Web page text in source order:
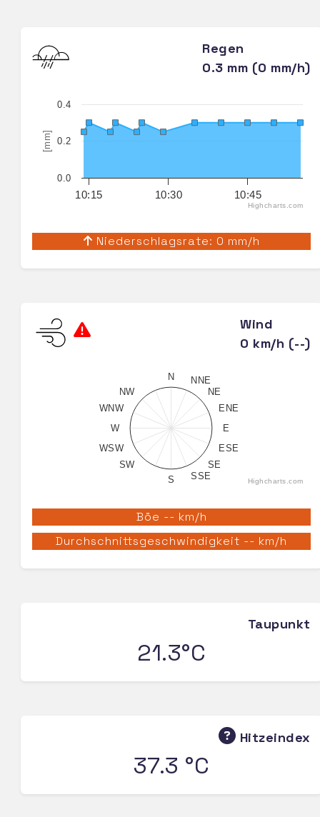
Regen
0.3 mm (0 mm/h)
[mm]
10:30
10:15 10:45
0.0
0.2
0.4
Highcharts.com
Niederschlagsrate: 0 mm/h
Wind
0 km/h (--)
N
NNE
NE
ENE
E
ESE
SE
SSE
S
SW
WSW
W
WNW
NW
Highcharts.com
Böe -- km/h
Durchschnittsgeschwindigkeit -- km/h
Taupunkt
21.3°C
Hitzeindex
37.3 °C